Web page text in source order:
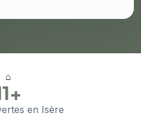
⌂
en Isère